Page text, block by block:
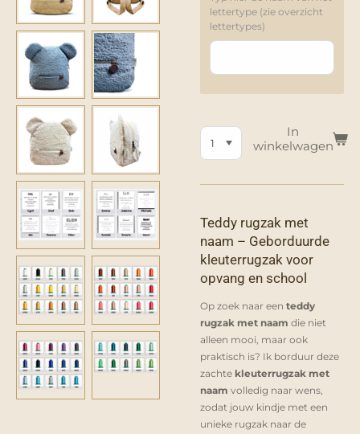
lettertype (zie overzicht
lettertypes)
In
winkelwagen
Teddy rugzak met
naam – Geborduurde
kleuterrugzak voor
opvang en school
Op zoek naar een teddy
rugzak met naam die niet
alleen mooi, maar ook
praktisch is? Ik borduur deze
zachte kleuterrugzak met
naam volledig naar wens,
zodat jouw kindje met een
unieke rugzak naar de